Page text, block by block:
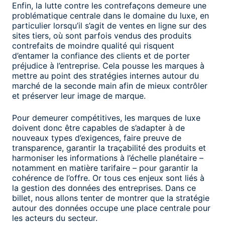
Enfin, la lutte contre les contrefaçons demeure une
problématique centrale dans le domaine du luxe, en
particulier lorsqu’il s’agit de ventes en ligne sur des
sites tiers, où sont parfois vendus des produits
contrefaits de moindre qualité qui risquent
d’entamer la confiance des clients et de porter
préjudice à l’entreprise. Cela pousse les marques à
mettre au point des stratégies internes autour du
marché de la seconde main afin de mieux contrôler
et préserver leur image de marque.
Pour demeurer compétitives, les marques de luxe
doivent donc être capables de s’adapter à de
nouveaux types d’exigences, faire preuve de
transparence, garantir la traçabilité des produits et
harmoniser les informations à l’échelle planétaire –
notamment en matière tarifaire – pour garantir la
cohérence de l’offre. Or tous ces enjeux sont liés à
la gestion des données des entreprises. Dans ce
billet, nous allons tenter de montrer que la stratégie
autour des données occupe une place centrale pour
les acteurs du secteur.